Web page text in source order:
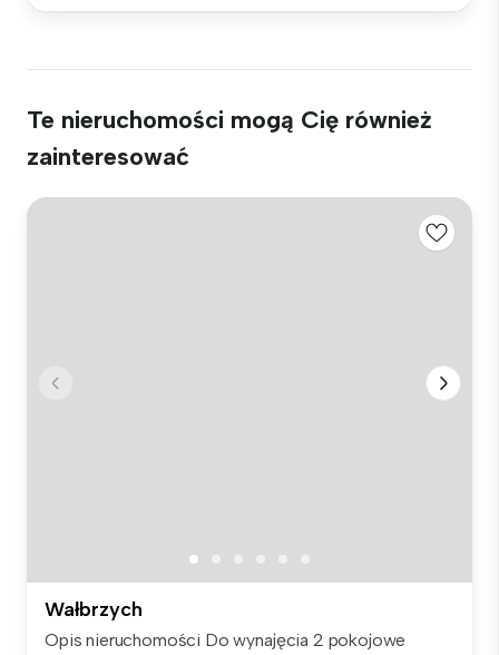
Te nieruchomości mogą Cię również
zainteresować
Wałbrzych
Opis nieruchomości Do wynajęcia 2 pokojowe